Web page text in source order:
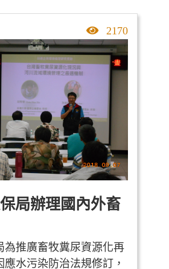
點擊率
2170
局辦理國內外畜
為推廣畜牧糞尿資源化再
水污染防治法規修訂，